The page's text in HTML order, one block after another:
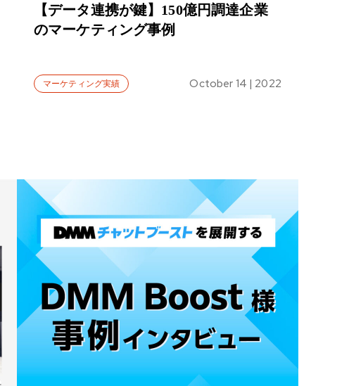
【データ連携が鍵】150億円調達企業
のマーケティング事例
マーケティング実績 October 14 | 2022